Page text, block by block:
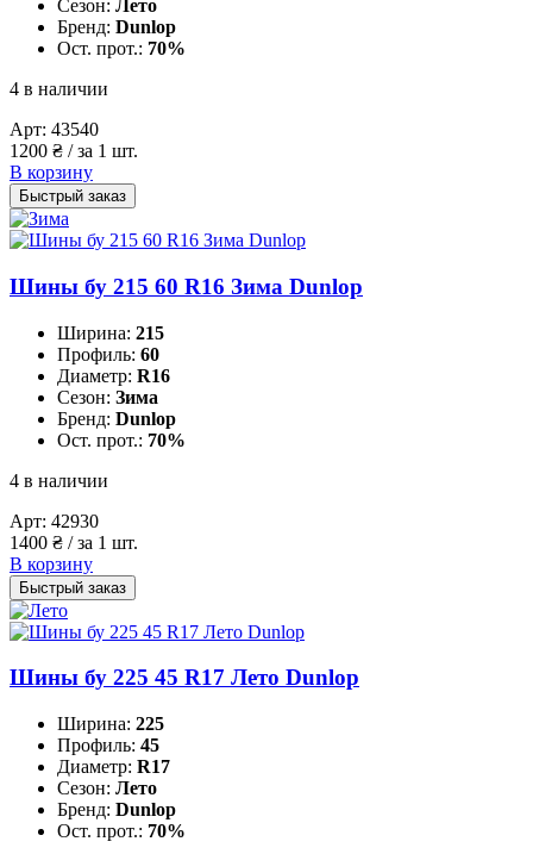
Сезон: Лето
Бренд: Dunlop
Ост. прот.: 70%
4 в наличии
Арт: 43540
1200 ₴ / за 1 шт.
В корзину
Быстрый заказ
Шины бу 215 60 R16 Зима Dunlop
Ширина: 215
Профиль: 60
Диаметр: R16
Сезон: Зима
Бренд: Dunlop
Ост. прот.: 70%
4 в наличии
Арт: 42930
1400 ₴ / за 1 шт.
В корзину
Быстрый заказ
Шины бу 225 45 R17 Лето Dunlop
Ширина: 225
Профиль: 45
Диаметр: R17
Сезон: Лето
Бренд: Dunlop
Ост. прот.: 70%